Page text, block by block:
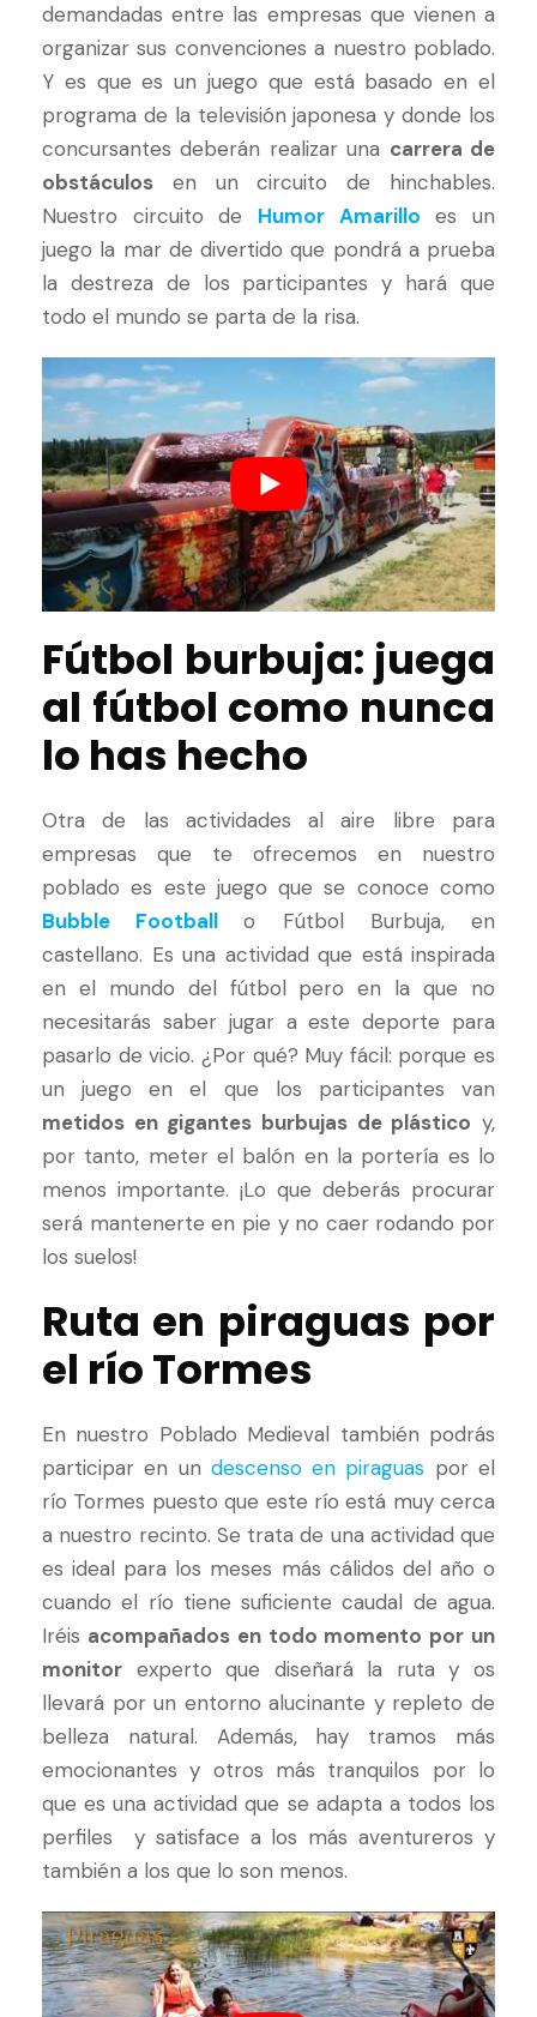
demandadas entre las empresas que vienen a
organizar sus convenciones a nuestro poblado.
Y es que es un juego que está basado en el
programa de la televisión japonesa y donde los
concursantes deberán realizar una carrera de
obstáculos en un circuito de hinchables.
Nuestro circuito de Humor Amarillo es un
juego la mar de divertido que pondrá a prueba
la destreza de los participantes y hará que
todo el mundo se parta de la risa.
Fútbol burbuja: juega
al fútbol como nunca
lo has hecho
Otra de las actividades al aire libre para
empresas que te ofrecemos en nuestro
poblado es este juego que se conoce como
Bubble Footballo Fútbol Burbuja, en
castellano. Es una actividad que está inspirada
en el mundo del fútbol pero en la que no
necesitarás saber jugar a este deporte para
pasarlo de vicio. ¿Por qué? Muy fácil: porque es
un juego en el que los participantes van
metidos en gigantes burbujas de plástico y,
por tanto, meter el balón en la portería es lo
menos importante. ¡Lo que deberás procurar
será mantenerte en pie y no caer rodando por
los suelos!
Ruta en piraguas por
el río Tormes
En nuestro Poblado Medieval también podrás
participar en un descenso en piraguas por el
río Tormes puesto que este río está muy cerca
a nuestro recinto. Se trata de una actividad que
es ideal para los meses más cálidos del año o
cuando el río tiene suficiente caudal de agua.
Iréis acompañados en todo momento por un
monitor experto que diseñará la ruta y os
llevará por un entorno alucinante y repleto de
belleza natural. Además, hay tramos más
emocionantes y otros más tranquilos por lo
que es una actividad que se adapta a todos los
perfiles y satisface a los más aventureros y
también a los que lo son menos.